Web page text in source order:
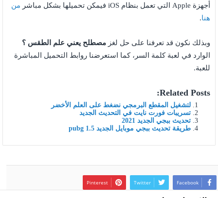
أجهزة Apple التي تعمل بنظام iOS فيمكن تحميلها بشكل مباشر
من
هنا.
وبذلك نكون قد تعرفنا على حل لغز مصطلح يعني علم الطقس ؟
الوارد في لعبة كلمة السر، كما استعرضنا روابط التحميل المباشرة
للعبة.
Related Posts:
لتشغيل المقطع البرمجي نضغط على العلم الأخضر
تسريبات فورت نايت في التحديث الجديد
تحديث ببجي الجديد 2021
طريقة تحديث ببجي موبايل الجديد pubg 1.5
Facebook
Twitter
Pinterest